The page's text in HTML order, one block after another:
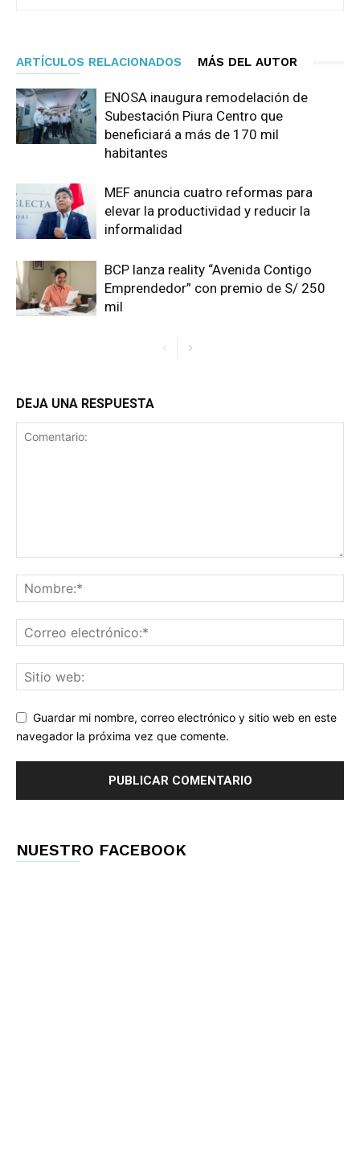
ARTÍCULOS RELACIONADOS MÁS DEL AUTOR
ENOSA inaugura remodelación de
Subestación Piura Centro que
beneficiará a más de 170 mil
habitantes
MEF anuncia cuatro reformas para
elevar la productividad y reducir la
informalidad
BCP lanza reality “Avenida Contigo
Emprendedor” con premio de S/ 250
mil
DEJA UNA RESPUESTA
Guardar mi nombre, correo electrónico y sitio web en este
navegador la próxima vez que comente.
NUESTRO FACEBOOK